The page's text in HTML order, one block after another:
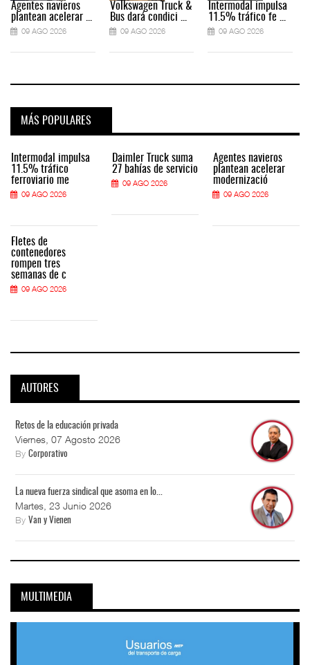
Agentes navieros
plantean acelerar ...
09 AGO 2026
Volkswagen Truck &
Bus dará condici ...
09 AGO 2026
Intermodal impulsa
11.5% tráfico fe ...
09 AGO 2026
MÁS POPULARES
Intermodal impulsa
11.5% tráfico
ferroviario me
09 AGO 2026
Fletes de
contenedores
rompen tres
semanas de c
09 AGO 2026
Daimler Truck suma
27 bahías de servicio
09 AGO 2026
Agentes navieros
plantean acelerar
modernizació
09 AGO 2026
AUTORES
Retos de la educación privada
Viernes, 07 Agosto 2026
By Corporativo
La nueva fuerza sindical que asoma en lo...
Martes, 23 Junio 2026
By Van y Vienen
MULTIMEDIA